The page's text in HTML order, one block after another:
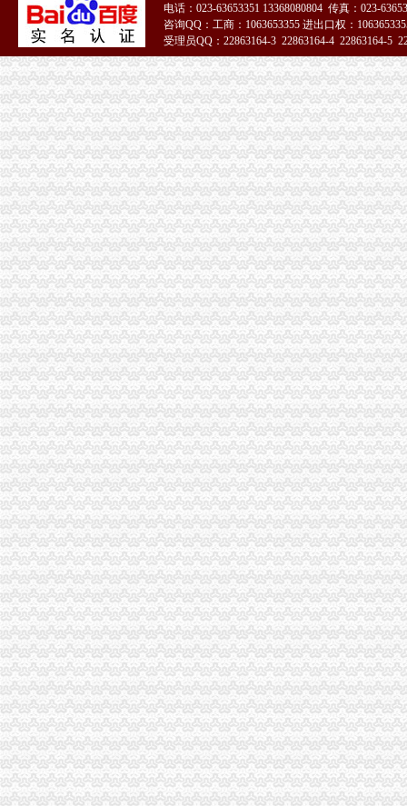
【广安审计_广安审计公司】-广安百姓网
重庆：商事制度改革释放市场活力_地方政务联播_中国网
知名外企锐珂在华一年被曝两次行贿_网易财经
工商年检相关_批发价格_厂家_图片_勤加缘网
【广安审计_广安审计公司】-广安百姓网
[公司变更注销]重庆正青禾财务咨询有限公司--专业财务外包服务机构|
重庆建设工程信息网
餐饮类·重庆晨报数字报
重庆工商代办_重庆代理记账_重庆公司注册-重庆橙柚青工商咨询有限
《营业执照注销流程》_优秀范文十篇
重庆公告遗失刊登服务网——2013.5.16.重庆资格证遗失登报、重庆营
重庆住房公积金缴存单位账户注销办理流程是怎样的？-家居装修互动
蓝黛动：中豪律师集团（重庆）事务所关于公司回购注销部分限制
重庆子钦财务咨询有限公司|重庆子钦财务咨询有限公司网站
电话：023-63653351 13368080804 传真：023-
咨询QQ：工商：1063653355 进出口权：
受理员QQ：22863164-3 22863164-4 22863164-5
51La